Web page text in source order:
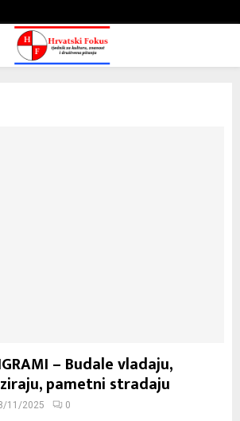
– Budale vladaju,
pametni stradaju
11/2025 0